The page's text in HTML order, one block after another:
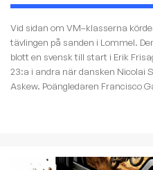
Vid sidan om VM–klasserna
tävlingen på sanden i Lommel.
blott en svensk till start i Erik
23:a i andra när dansken Nicolai
Askew. Poängledaren Francisco